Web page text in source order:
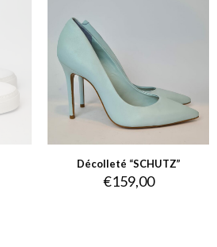
Décolleté “SCHUTZ”
€159,00